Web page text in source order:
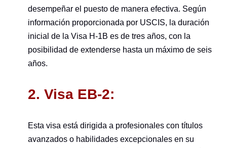
desempeñar el puesto de manera efectiva. Según
información proporcionada por USCIS, la duración
inicial de la Visa H-1B es de tres años, con la
posibilidad de extenderse hasta un máximo de seis
años.
2. Visa EB-2:
Esta visa está dirigida a profesionales con títulos
avanzados o habilidades excepcionales en su